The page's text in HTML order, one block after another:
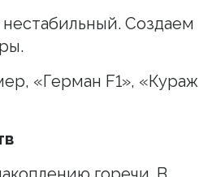
Создаем
«Герман F1», «Кураж